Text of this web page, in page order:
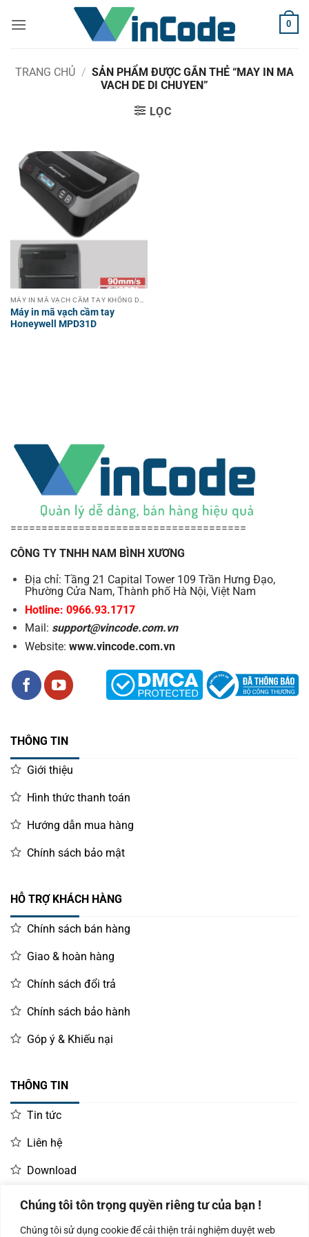
Chúng tôi tôn trọng quyền riêng tư của bạn !
Chúng tôi sử dụng cookie để cải thiện trải nghiệm duyệt web
qua
0
TRANG CHỦ / SẢN PHẨM ĐƯỢC GẮN THẺ “MAY IN MA
VACH DE DI CHUYEN”
LỌC
Máy in mã vạch cầm tay
Honeywell MPD31D
======================================
CÔNG TY TNHH NAM BÌNH XƯƠNG
Địa chỉ: Tầng 21 Capital Tower 109 Trần Hưng Đạo,
Phường Cửa Nam, Thành phố Hà Nội, Việt Nam
Hotline: 0966.93.1717
Mail: support@vincode.com.vn
Website: www.vincode.com.vn
THÔNG TIN
Giới thiệu
Hình thức thanh toán
Hướng dẫn mua hàng
Chính sách bảo mật
HỖ TRỢ KHÁCH HÀNG
Chính sách bán hàng
Giao & hoàn hàng
Chính sách đổi trả
Chính sách bảo hành
Góp ý & Khiếu nại
THÔNG TIN
Tin tức
Liên hệ
Download
LIÊN HỆ MUA HÀNG